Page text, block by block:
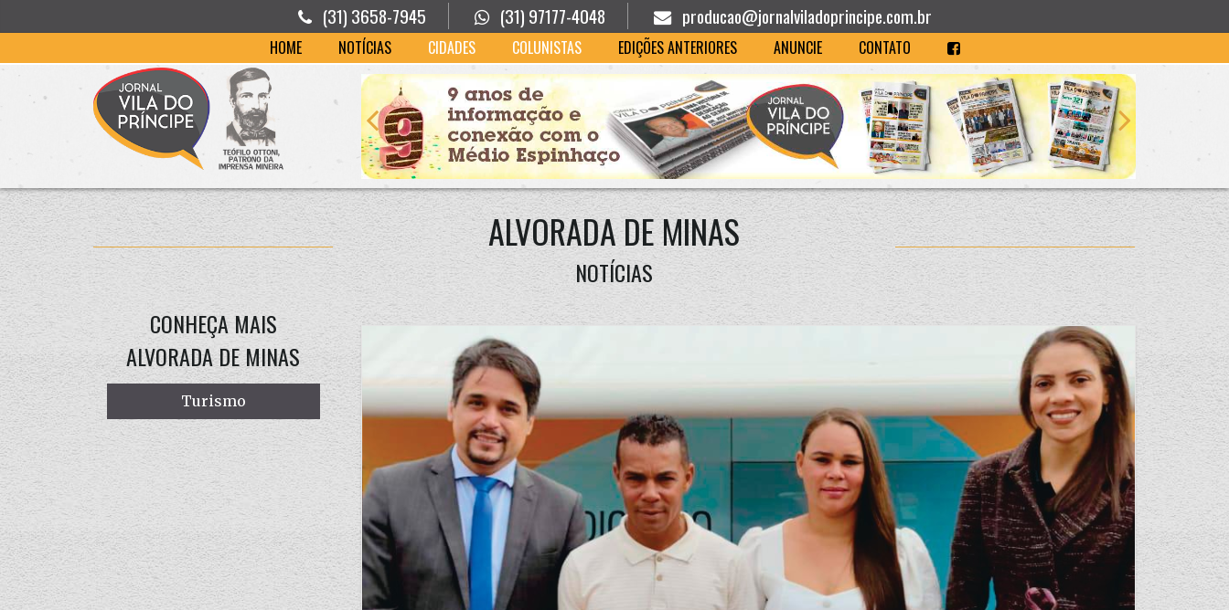
(31) 3658-7945 (31) 97177-4048 producao@jornalviladoprincipe.com.br
HOME NOTÍCIAS CIDADES COLUNISTAS EDIÇÕES ANTERIORES ANUNCIE CONTATO
ALVORADA DE MINAS
NOTÍCIAS
CONHEÇA MAIS
ALVORADA DE MINAS
Turismo